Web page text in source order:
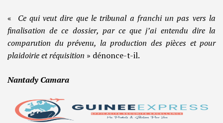
« Ce qui veut dire que le tribunal a franchi un pas vers la
finalisation de ce dossier, par ce que j’ai entendu dire la
comparution du prévenu, la production des pièces et pour
plaidoirie et réquisition » dénonce-t-il.
Nantady Camara